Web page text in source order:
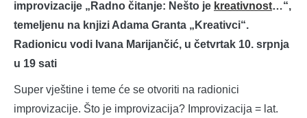
improvizacije „Radno čitanje: Nešto je kreativnost…“,
temeljenu na knjizi Adama Granta „Kreativci“.
Radionicu vodi Ivana Marijančić, u četvrtak 10. srpnja
u 19 sati
Super vještine i teme će se otvoriti na radionici
improvizacije. Što je improvizacija? Improvizacija = lat.